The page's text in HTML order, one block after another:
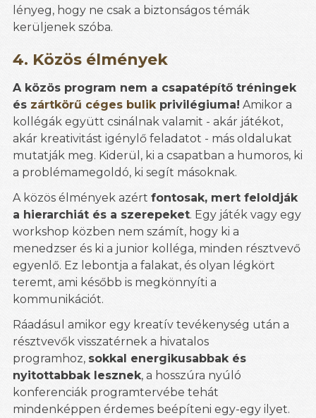
lényeg, hogy ne csak a biztonságos témák
kerüljenek szóba.
4. Közös élmények
A közös program nem a csapatépítő tréningek
és zártkörű céges bulikprivilégiuma! Amikor a
kollégák együtt csinálnak valamit - akár játékot,
akár kreativitást igénylő feladatot - más oldalukat
mutatják meg. Kiderül, ki a csapatban a humoros, ki
a problémamegoldó, ki segít másoknak.
A közös élmények azért fontosak, mert feloldják
a hierarchiát és a szerepeket. Egy játék vagy egy
workshop közben nem számít, hogy ki a
menedzser és ki a junior kolléga, minden résztvevő
egyenlő. Ez lebontja a falakat, és olyan légkört
teremt, ami később is megkönnyíti a
kommunikációt.
Ráadásul amikor egy kreatív tevékenység után a
résztvevők visszatérnek a hivatalos
programhoz, sokkal energikusabbak és
nyitottabbak lesznek, a hosszúra nyúló
konferenciák programtervébe tehát
mindenképpen érdemes beépíteni egy-egy ilyet.